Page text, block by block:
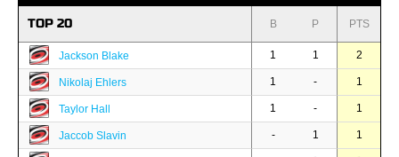
TOP 20 B P PTS
Jackson Blake 1 1 2
Nikolaj Ehlers 1 - 1
Taylor Hall 1 - 1
Jaccob Slavin - 1 1